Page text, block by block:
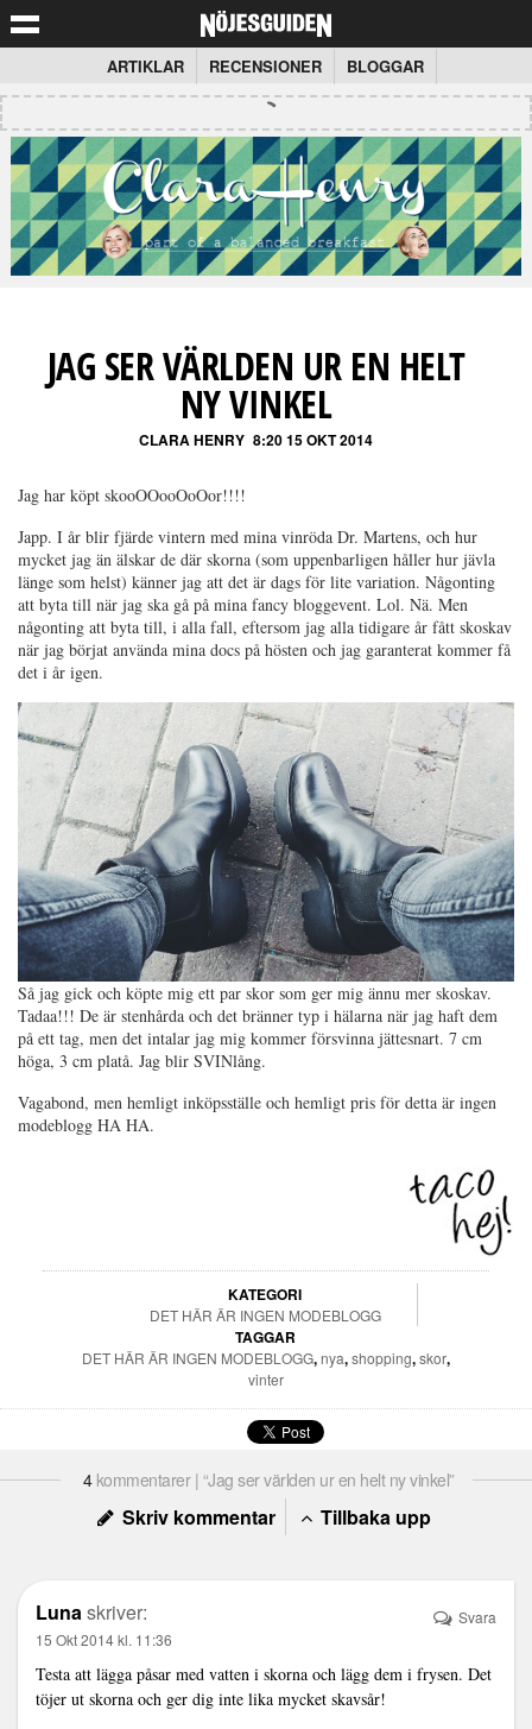
ARTIKLAR RECENSIONER BLOGGAR
JAG SER VÄRLDEN UR EN HELT
NY VINKEL
CLARA HENRY 8:20 15 OKT 2014
Jag har köpt skooOOooOoOor!!!!
Japp. I år blir fjärde vintern med mina vinröda Dr. Martens, och hur
mycket jag än älskar de där skorna (som uppenbarligen håller hur jävla
länge som helst) känner jag att det är dags för lite variation. Någonting
att byta till när jag ska gå på mina fancy bloggevent. Lol. Nä. Men
någonting att byta till, i alla fall, eftersom jag alla tidigare år fått skoskav
när jag börjat använda mina docs på hösten och jag garanterat kommer få
det i år igen.
Så jag gick och köpte mig ett par skor som ger mig ännu mer skoskav.
Tadaa!!! De är stenhårda och det bränner typ i hälarna när jag haft dem
på ett tag, men det intalar jag mig kommer försvinna jättesnart. 7 cm
höga, 3 cm platå. Jag blir SVINlång.
Vagabond, men hemligt inköpsställe och hemligt pris för detta är ingen
modeblogg HA HA.
KATEGORI
DET HÄR ÄR INGEN MODEBLOGG
TAGGAR
DET HÄR ÄR INGEN MODEBLOGG,nya,shopping,skor,
vinter
4kommentarer | “Jag ser världen ur en helt ny vinkel”
Skriv kommentar Tillbaka upp
Lunaskriver:
15 Okt 2014 kl. 11:36
Testa att lägga påsar med vatten i skorna och lägg dem i frysen. Det
töjer ut skorna och ger dig inte lika mycket skavsår!
Svara